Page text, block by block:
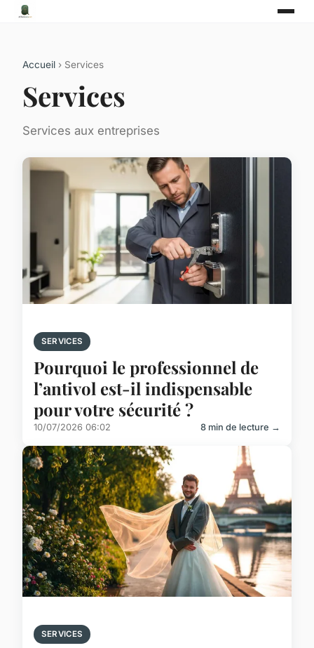
Accueil › Services
Services
Services aux entreprises
SERVICES
Pourquoi le professionnel de
l’antivol est-il indispensable
pour votre sécurité ?
10/07/2026 06:02 8 min de lecture →
SERVICES